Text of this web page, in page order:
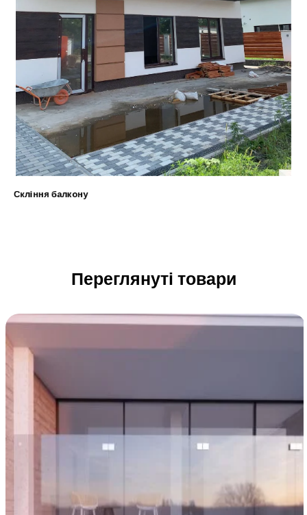
Скління балкону
Переглянуті товари